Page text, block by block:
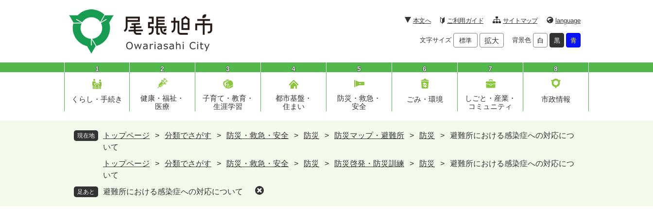
頭
飛
本文へ ご利用ガイド サイトマップ language
文字サイズ 標準 拡大 背景色 白 黒 青
1
くらし・手続き
2
健康・福祉・
医療
3
子育て・教育・
生涯学習
4
都市基盤・
住まい
5
防災・救急・
安全
6
ごみ・環境
7
しごと・産業・
コミュニティ
8
市政情報
現在地 トップページ > 分類でさがす > 防災・救急・安全 > 防災 > 防災マップ・避難所 > 防災 >
避難所における感染症への対応につ
いて
トップページ
> 分類でさがす > 防災・救急・安全 > 防災 > 防災啓発・防災訓練 > 防災 >
避難所における感染症への対応につ
いて
足あと 避難所における感染症への対応について